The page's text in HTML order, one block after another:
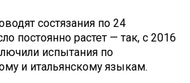
состязания по 24
постоянно растет — так, с 2016
испытания по
и итальянскому языкам.